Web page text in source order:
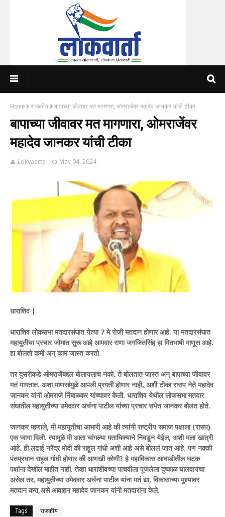
Home राजकीय बापाच्या जीवावर मत मागणारा, ओमराजेंवर महादेव जानकर यांची टीका
बापाच्या जीवावर मत मागणारा, ओमराजेंवर
महादेव जानकर यांची टीका
Lokvaarta May 04, 2024
धाराशिव |
धाराशिव लोकसभा मतदारसंघात येत्या 7 मे रोजी मतदान होणार आहे. या मतदारसंघात
महायुतीचा प्रचार जोमात सुरू आहे आमदार राणा जगजितसिंह हा मितभाषी माणूस आहे.
हा बोलतो कमी अन् काम जास्त करतो.
तर दुसरीकडे ओमराजेंबद्दल बोलायलाच नको. ते बोलतात जास्त अन् बापाच्या जीवावर
मतं मागतात. अशा माणसांमुळे आपली प्रगती होणार नाही, अशी टीका रासप नेते महादेव
जानकर यांनी ओमराजे निंबाळकर यांच्यावर केली. धाराशिव येथील लोकसभा मतदार
संघातील महायुतीच्या उमेदवार अर्चना पाटील यांच्या प्रचार सभेत जानकर बोलत होते.
जानकर म्हणाले, मी महायुतीचा आभारी आहे की त्यांनी राष्ट्रीय समाज पक्षाला (रासप)
एक जागा दिली. त्यामुळे मी आता चांगल्या मताधिक्याने निवडून येईल, अशी मला खात्री
आहे. ही लढाई नरेंद्र मोदी की राहूल गांधी अशी आहे असे बोललं जात आहे. पण नक्की
पंतप्रधान राहूल गांधी होणार की आणखी कोणी? हे महाविकास आघाडीतील घटक
पक्षांना देखील माहीत नाही. तेव्हा धाराशीवच्या पाचवीला पूजलेला दुष्काळ घालवायचा
असेल तर, महायुतीच्या उमेदवार अर्चना पाटील यांना मतं द्या, विकासाच्या मुद्द्यावर
मतदान करा,असे आवाहन महादेव जानकर यांनी मतदारांना केले.
Tags राजकीय